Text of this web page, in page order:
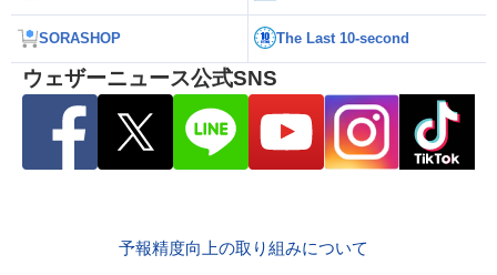
SORASHOP The Last 10-second
ウェザーニュース公式SNS
予報精度向上の取り組みについて